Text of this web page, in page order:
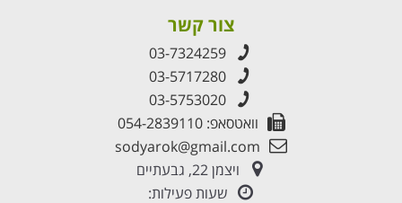
צור קשר
03-7324259
03-5717280
03-5753020
וואטסאפ: 054-2839110
sodyarok@gmail.com
ויצמן 22, גבעתיים
שעות פעילות: